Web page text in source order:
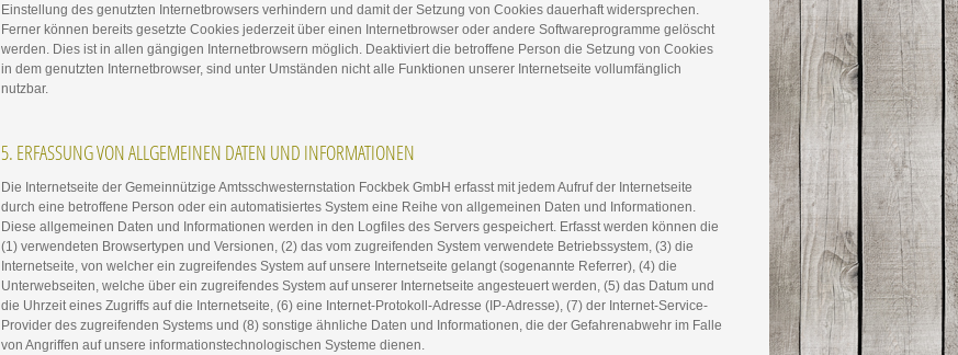
Einstellung des genutzten Internetbrowsers verhindern und damit der Setzung von Cookies dauerhaft widersprechen.
Ferner können bereits gesetzte Cookies jederzeit über einen Internetbrowser oder andere Softwareprogramme gelöscht
werden. Dies ist in allen gängigen Internetbrowsern möglich. Deaktiviert die betroffene Person die Setzung von Cookies
in dem genutzten Internetbrowser, sind unter Umständen nicht alle Funktionen unserer Internetseite vollumfänglich
nutzbar.
5. ERFASSUNG VON ALLGEMEINEN DATEN UND INFORMATIONEN
Die Internetseite der Gemeinnützige Amtsschwesternstation Fockbek GmbH erfasst mit jedem Aufruf der Internetseite
durch eine betroffene Person oder ein automatisiertes System eine Reihe von allgemeinen Daten und Informationen.
Diese allgemeinen Daten und Informationen werden in den Logfiles des Servers gespeichert. Erfasst werden können die
(1) verwendeten Browsertypen und Versionen, (2) das vom zugreifenden System verwendete Betriebssystem, (3) die
Internetseite, von welcher ein zugreifendes System auf unsere Internetseite gelangt (sogenannte Referrer), (4) die
Unterwebseiten, welche über ein zugreifendes System auf unserer Internetseite angesteuert werden, (5) das Datum und
die Uhrzeit eines Zugriffs auf die Internetseite, (6) eine Internet-Protokoll-Adresse (IP-Adresse), (7) der Internet-Service-
Provider des zugreifenden Systems und (8) sonstige ähnliche Daten und Informationen, die der Gefahrenabwehr im Falle
von Angriffen auf unsere informationstechnologischen Systeme dienen.